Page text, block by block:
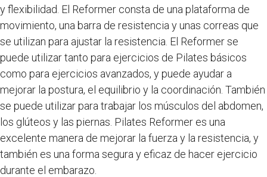
y flexibilidad. El Reformer consta de una plataforma de
movimiento, una barra de resistencia y unas correas que
se utilizan para ajustar la resistencia. El Reformer se
puede utilizar tanto para ejercicios de Pilates básicos
como para ejercicios avanzados, y puede ayudar a
mejorar la postura, el equilibrio y la coordinación. También
se puede utilizar para trabajar los músculos del abdomen,
los glúteos y las piernas. Pilates Reformer es una
excelente manera de mejorar la fuerza y la resistencia, y
también es una forma segura y eficaz de hacer ejercicio
durante el embarazo.